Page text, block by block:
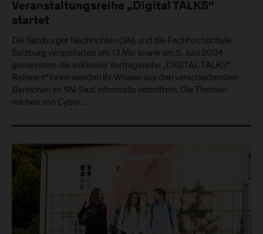
Veranstaltungsreihe „Digital TALKS“
startet
Die Salzburger Nachrichten (SN) und die Fachhochschule
Salzburg veranstalten am 13.Mai sowie am 5. Juni 2024
gemeinsam die exklusive Vortragsreihe „DIGITAL TALKS“.
Referent*innen werden ihr Wissen aus den verschiedensten
Bereichen im SN-Saal informativ vermitteln. Die Themen
reichen von Cyber…